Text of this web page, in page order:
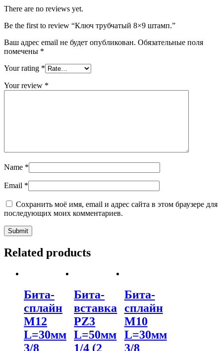
There are no reviews yet.
Be the first to review “Ключ трубчатый 8×9 штамп.”
Ваш адрес email не будет опубликован. Обязательные поля
помечены *
Your rating *
Your review *
Name *
Email *
Сохранить моё имя, email и адрес сайта в этом браузере для
последующих моих комментариев.
Related products
Бита-
сплайн
М12
L=30мм
3/8
Бита-
вставка
PZ3
L=50мм
1/4 (2
Бита-
сплайн
М10
L=30мм
3/8